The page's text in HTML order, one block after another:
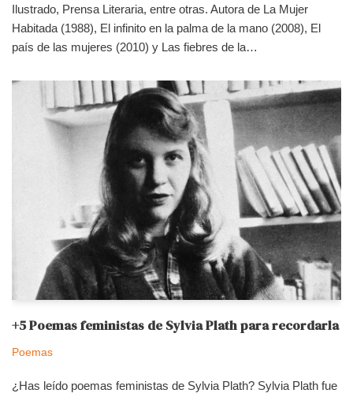
Ilustrado, Prensa Literaria, entre otras. Autora de La Mujer
Habitada (1988), El infinito en la palma de la mano (2008), El
país de las mujeres (2010) y Las fiebres de la…
+5 Poemas feministas de Sylvia Plath para recordarla
Poemas
¿Has leído poemas feministas de Sylvia Plath? Sylvia Plath fue